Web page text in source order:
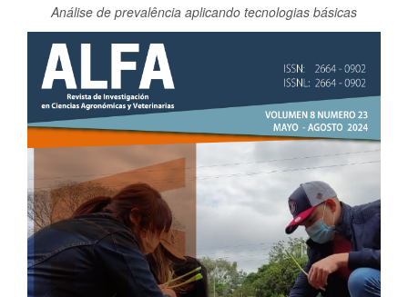
d
o
p
r
n
c
p
Análise de prevalência aplicando tecnologias básicas
Barra
lateral
del
artículo